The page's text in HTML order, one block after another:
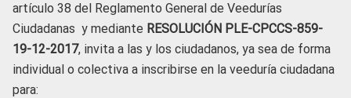
artículo 38 del Reglamento General de Veedurías
Ciudadanas y mediante RESOLUCIÓN PLE-CPCCS-859-
19-12-2017, invita a las y los ciudadanos, ya sea de forma
individual o colectiva a inscribirse en la veeduría ciudadana
para: